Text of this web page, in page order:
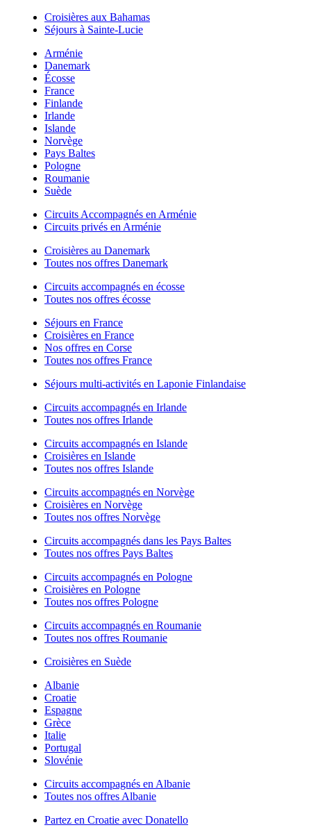
Croisières aux Bahamas
Séjours à Sainte-Lucie
Arménie
Danemark
Écosse
France
Finlande
Irlande
Islande
Norvège
Pays Baltes
Pologne
Roumanie
Suède
Circuits Accompagnés en Arménie
Circuits privés en Arménie
Croisières au Danemark
Toutes nos offres Danemark
Circuits accompagnés en écosse
Toutes nos offres écosse
Séjours en France
Croisières en France
Nos offres en Corse
Toutes nos offres France
Séjours multi-activités en Laponie Finlandaise
Circuits accompagnés en Irlande
Toutes nos offres Irlande
Circuits accompagnés en Islande
Croisières en Islande
Toutes nos offres Islande
Circuits accompagnés en Norvège
Croisières en Norvège
Toutes nos offres Norvège
Circuits accompagnés dans les Pays Baltes
Toutes nos offres Pays Baltes
Circuits accompagnés en Pologne
Croisières en Pologne
Toutes nos offres Pologne
Circuits accompagnés en Roumanie
Toutes nos offres Roumanie
Croisières en Suède
Albanie
Croatie
Espagne
Grèce
Italie
Portugal
Slovénie
Circuits accompagnés en Albanie
Toutes nos offres Albanie
Partez en Croatie avec Donatello